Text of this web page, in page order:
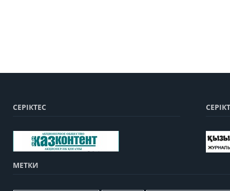
СЕРІКТЕС
МЕТКИ